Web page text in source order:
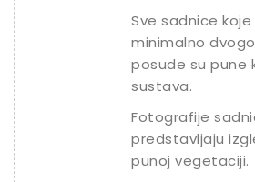
Sve sadnice
minimalno
posude su pune
sustava.
Fotografije
predstavljaju
punoj vegetaciji.